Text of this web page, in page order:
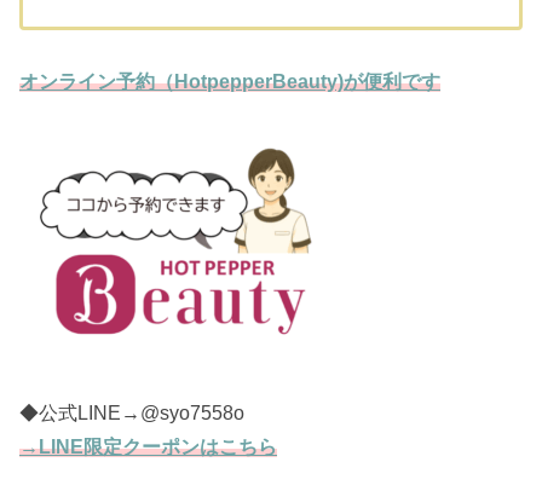
オンライン予約（HotpepperBeauty)が便利です
◆公式LINE→@syo7558o
→LINE限定クーポンはこちら